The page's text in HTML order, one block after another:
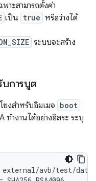
พาะสามารถตั้งค่า
เป็น true หรือว่างได้
ระบบจะสร้าง
บการบูต
งสำหรับอิมเมจ boot
ทำงานได้อย่างอิสระ ระบุ